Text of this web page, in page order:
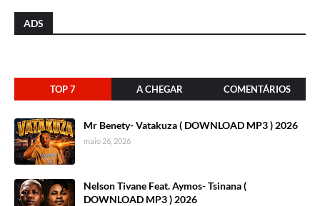
ADS
TOP 7 A CHEGAR COMENTÁRIOS
Mr Benety- Vatakuza ( DOWNLOAD MP3 ) 2026
maio 26, 2026
Nelson Tivane Feat. Aymos- Tsinana (
DOWNLOAD MP3 ) 2026